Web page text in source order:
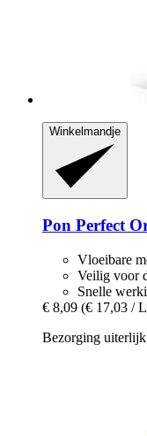
Winkelmandje
Pon Perfect
Vloeibare
Veilig voor
Snelle
€ 8,09 (€ 17,03 /
Bezorging